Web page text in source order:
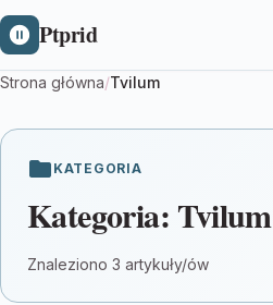
Ptprid
Strona główna/Tvilum
KATEGORIA
Kategoria: Tvilum
Znaleziono 3 artykuły/ów